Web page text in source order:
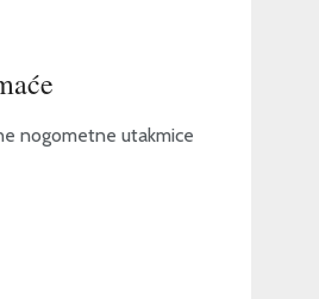
nogometne utakmice